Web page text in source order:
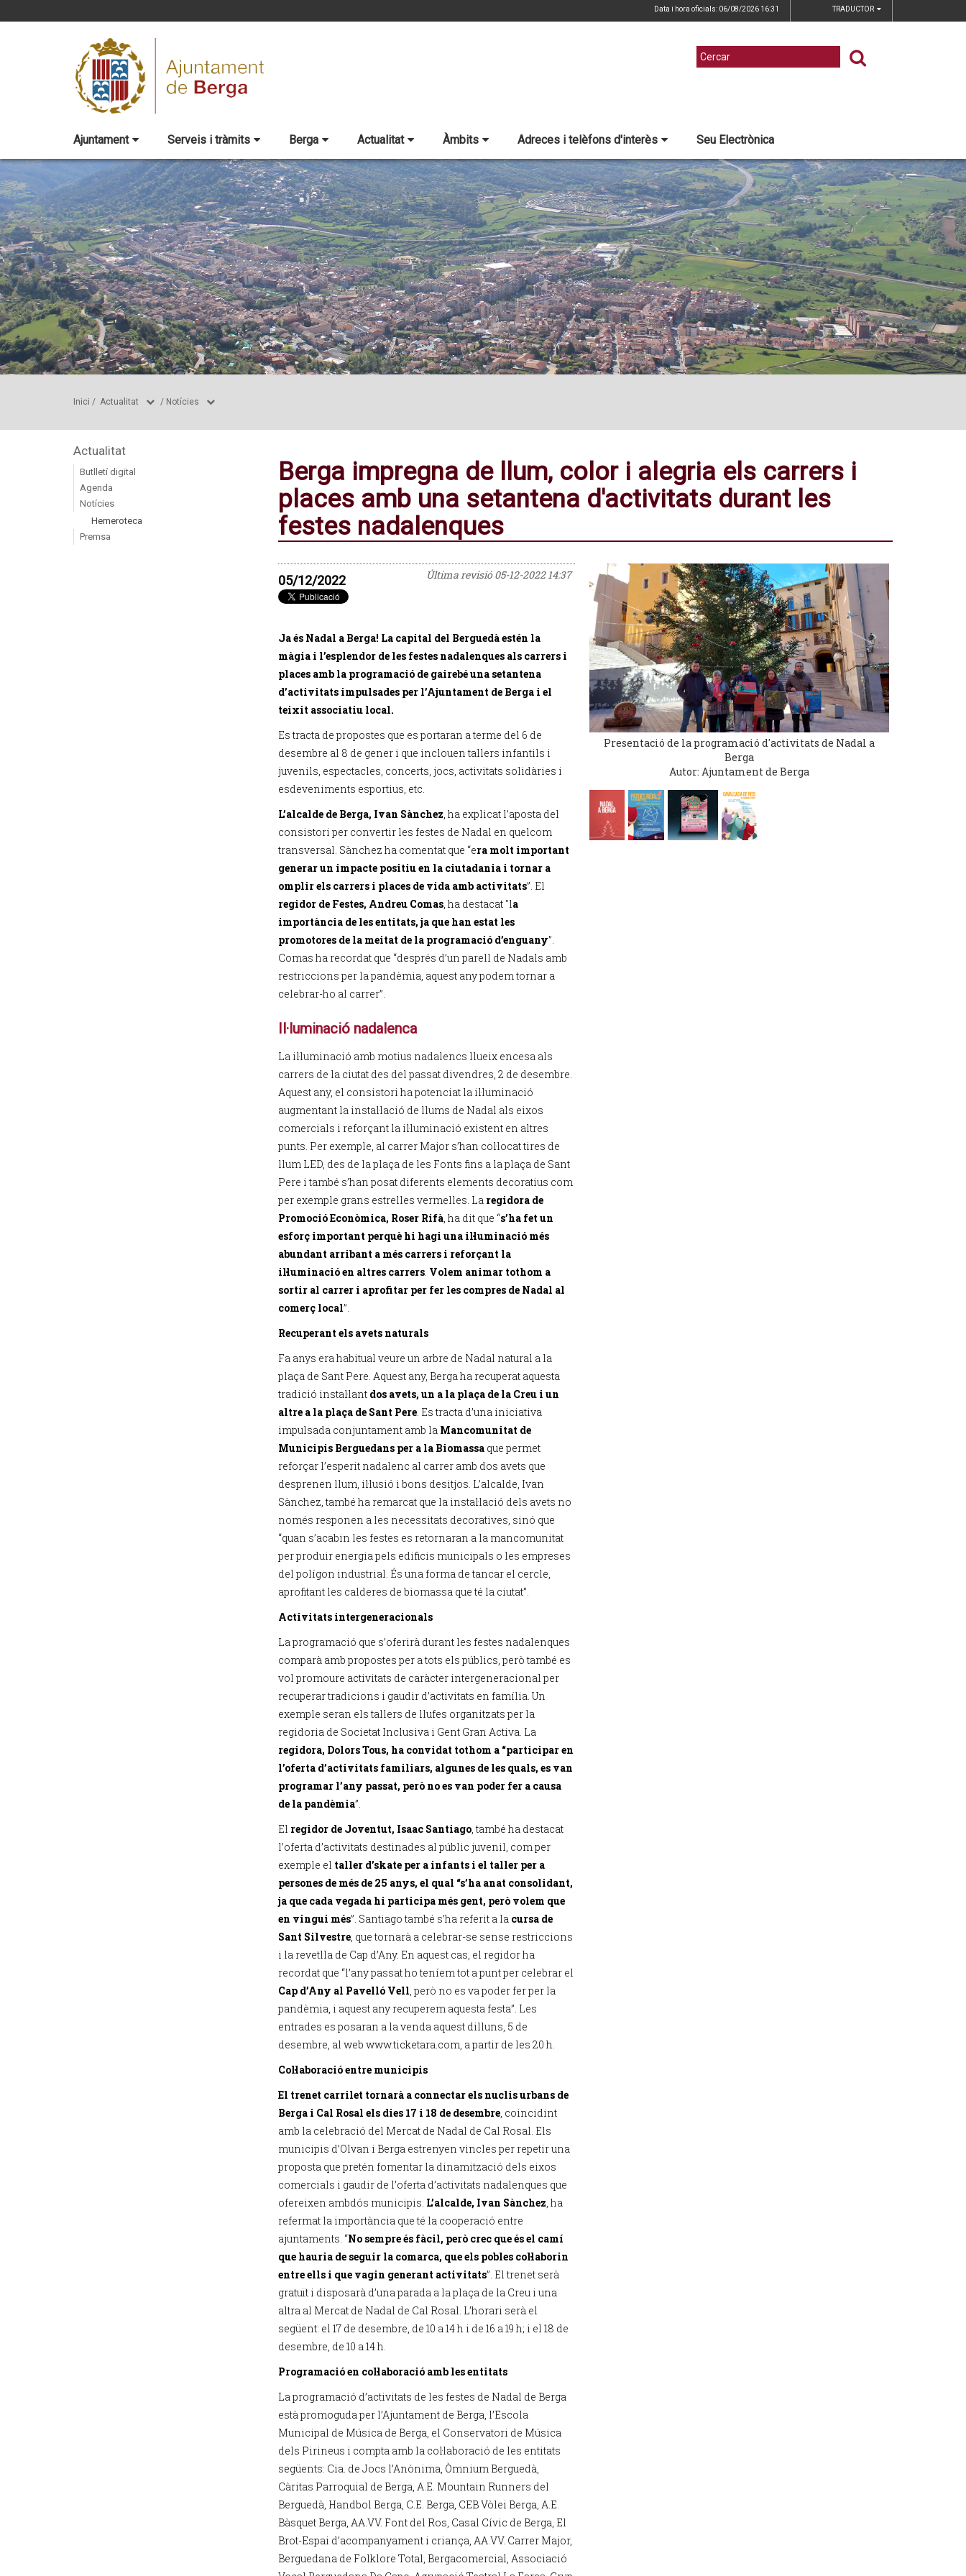
Data i hora oficials: 06/08/2026 16:31 TRADUCTOR
Ajuntament Serveis i tràmits Berga Actualitat Àmbits Adreces i telèfons d'interès Seu Electrònica
Inici / Actualitat / Notícies
Actualitat
Butlletí digital
Agenda
Notícies
Hemeroteca
Premsa
Berga impregna de llum, color i alegria els carrers i
places amb una setantena d'activitats durant les
festes nadalenques
Última revisió05-12-2022 14:37
05/12/2022
Ja és Nadal a Berga! La capital del Berguedà estén la
màgia i l’esplendor de les festes nadalenques als carrers i
places amb la programació de gairebé una setantena
d’activitats impulsades per l’Ajuntament de Berga i el
teixit associatiu local.
Es tracta de propostes que es portaran a terme del 6 de
desembre al 8 de gener i que inclouen tallers infantils i
juvenils, espectacles, concerts, jocs, activitats solidàries i
esdeveniments esportius, etc.
L’alcalde de Berga, Ivan Sànchez, ha explicat l’aposta del
consistori per convertir les festes de Nadal en quelcom
transversal. Sànchez ha comentat que “era molt important
generar un impacte positiu en la ciutadania i tornar a
omplir els carrers i places de vida amb activitats”. El
regidor de Festes, Andreu Comas, ha destacat "la
importància de les entitats, ja que han estat les
promotores de la meitat de la programació d’enguany”.
Comas ha recordat que “després d’un parell de Nadals amb
restriccions per la pandèmia, aquest any podem tornar a
celebrar-ho al carrer”.
Il·luminació nadalenca
La il·luminació amb motius nadalencs llueix encesa als
carrers de la ciutat des del passat divendres, 2 de desembre.
Aquest any, el consistori ha potenciat la il·luminació
augmentant la instal·lació de llums de Nadal als eixos
comercials i reforçant la il·luminació existent en altres
punts. Per exemple, al carrer Major s’han col·locat tires de
llum LED, des de la plaça de les Fonts fins a la plaça de Sant
Pere i també s’han posat diferents elements decoratius com
per exemple grans estrelles vermelles. La regidora de
Promoció Econòmica, Roser Rifà, ha dit que “s’ha fet un
esforç important perquè hi hagi una il·luminació més
abundant arribant a més carrers i reforçant la
il·luminació en altres carrers. Volem animar tothom a
sortir al carrer i aprofitar per fer les compres de Nadal al
comerç local”.
Recuperant els avets naturals
Fa anys era habitual veure un arbre de Nadal natural a la
plaça de Sant Pere. Aquest any, Berga ha recuperat aquesta
tradició instal·lant dos avets, un a la plaça de la Creu i un
altre a la plaça de Sant Pere. Es tracta d’una iniciativa
impulsada conjuntament amb la Mancomunitat de
Municipis Berguedans per a la Biomassa que permet
reforçar l’esperit nadalenc al carrer amb dos avets que
desprenen llum, il·lusió i bons desitjos. L’alcalde, Ivan
Sànchez, també ha remarcat que la instal·lació dels avets no
només responen a les necessitats decoratives, sinó que
“quan s’acabin les festes es retornaran a la mancomunitat
per produir energia pels edificis municipals o les empreses
del polígon industrial. És una forma de tancar el cercle,
aprofitant les calderes de biomassa que té la ciutat”.
Activitats intergeneracionals
La programació que s’oferirà durant les festes nadalenques
comparà amb propostes per a tots els públics, però també es
vol promoure activitats de caràcter intergeneracional per
recuperar tradicions i gaudir d’activitats en família. Un
exemple seran els tallers de llufes organitzats per la
regidoria de Societat Inclusiva i Gent Gran Activa. La
regidora, Dolors Tous, ha convidat tothom a “participar en
l’oferta d’activitats familiars, algunes de les quals, es van
programar l’any passat, però no es van poder fer a causa
de la pandèmia”.
El regidor de Joventut, Isaac Santiago, també ha destacat
l’oferta d’activitats destinades al públic juvenil, com per
exemple el taller d’skate per a infants i el taller per a
persones de més de 25 anys, el qual “s’ha anat consolidant,
ja que cada vegada hi participa més gent, però volem que
en vingui més”. Santiago també s’ha referit a la cursa de
Sant Silvestre, que tornarà a celebrar-se sense restriccions
i la revetlla de Cap d’Any. En aquest cas, el regidor ha
recordat que “l’any passat ho teníem tot a punt per celebrar el
Cap d’Any al Pavelló Vell, però no es va poder fer per la
pandèmia, i aquest any recuperem aquesta festa”. Les
entrades es posaran a la venda aquest dilluns, 5 de
desembre, al web www.ticketara.com, a partir de les 20 h.
Col·laboració entre municipis
El trenet carrilet tornarà a connectar els nuclis urbans de
Berga i Cal Rosal els dies 17 i 18 de desembre, coincidint
amb la celebració del Mercat de Nadal de Cal Rosal. Els
municipis d’Olvan i Berga estrenyen vincles per repetir una
proposta que pretén fomentar la dinamització dels eixos
comercials i gaudir de l’oferta d’activitats nadalenques que
ofereixen ambdós municipis. L’alcalde, Ivan Sànchez, ha
refermat la importància que té la cooperació entre
ajuntaments. “No sempre és fàcil, però crec que és el camí
que hauria de seguir la comarca, que els pobles col·laborin
entre ells i que vagin generant activitats”. El trenet serà
gratuït i disposarà d’una parada a la plaça de la Creu i una
altra al Mercat de Nadal de Cal Rosal. L’horari serà el
següent: el 17 de desembre, de 10 a 14 h i de 16 a 19 h; i el 18 de
desembre, de 10 a 14 h.
Programació en col·laboració amb les entitats
La programació d’activitats de les festes de Nadal de Berga
està promoguda per l’Ajuntament de Berga, l’Escola
Municipal de Música de Berga, el Conservatori de Música
dels Pirineus i compta amb la col·laboració de les entitats
següents: Cia. de Jocs l’Anònima, Òmnium Berguedà,
Càritas Parroquial de Berga, A.E. Mountain Runners del
Berguedà, Handbol Berga, C.E. Berga, CEB Vòlei Berga, A.E.
Bàsquet Berga, AA.VV. Font del Ros, Casal Cívic de Berga, El
Brot-Espai d’acompanyament i criança, AA.VV. Carrer Major,
Berguedana de Folklore Total, Bergacomercial, Associació
Presentació de la programació d'activitats de Nadal a
Berga
Autor: Ajuntament de Berga